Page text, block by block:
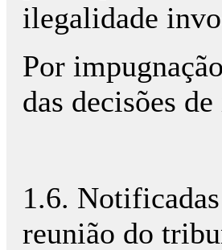
ilegalidade
Por
das decisões
1.6.
reunião do